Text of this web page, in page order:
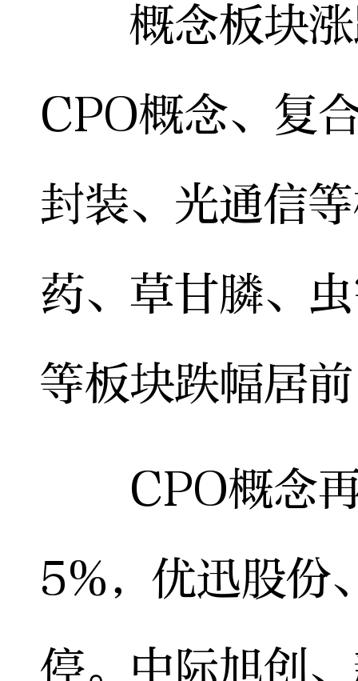
概念板块涨
CPO概念、复
封装、光通信
药、草甘膦、
等板块跌幅居
CPO概念再
5%，优迅股份
停。中际旭创